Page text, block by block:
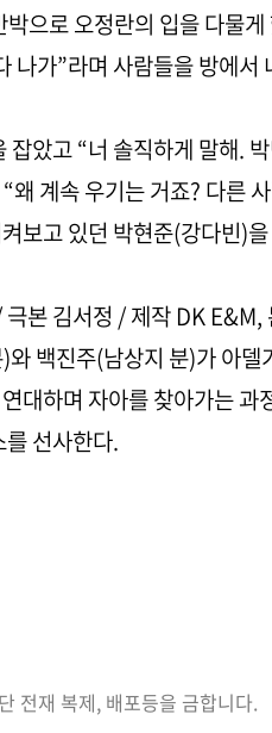
으로 오정란의 입을 다물
나가”라며 사람들을 방에서
았고 “너 솔직하게 말해.
계속 우기는 거죠? 다른
보고 있던 박현준(강다빈)
본 김서정 / 제작 DK
백진주(남상지 분)가 아델
대하며 자아를 찾아가는 과
선사한다.
전재 복제, 배포등을 금합니다.